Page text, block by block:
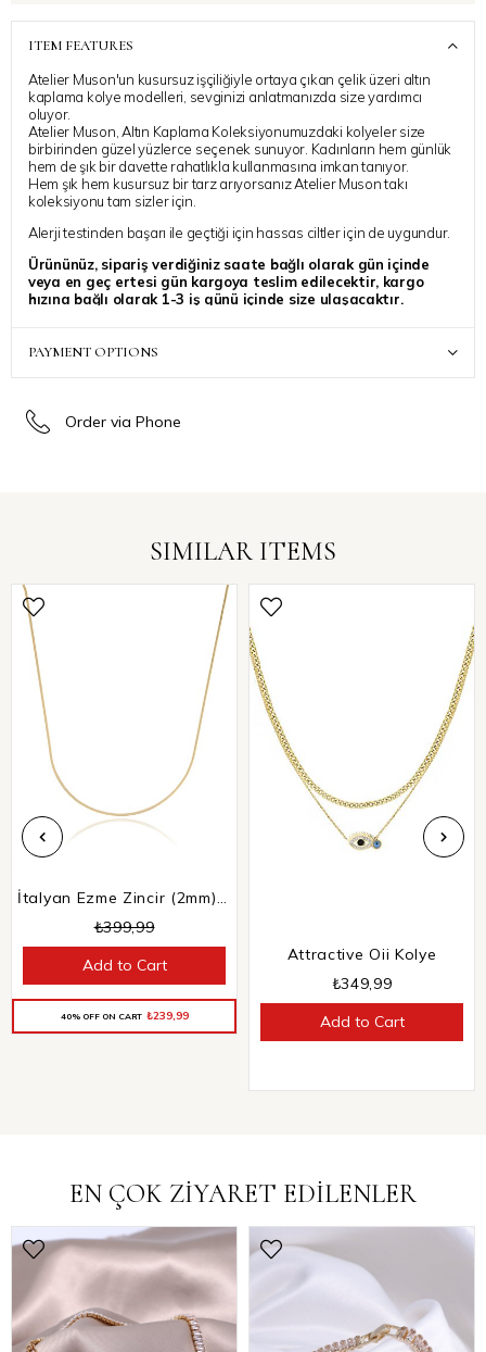
ITEM FEATURES
Atelier Muson'un kusursuz işçiliğiyle ortaya çıkan çelik üzeri altın
kaplama kolye modelleri, sevginizi anlatmanızda size yardımcı
oluyor.
Atelier Muson, Altın Kaplama Koleksiyonumuzdaki kolyeler size
birbirinden güzel yüzlerce seçenek sunuyor. Kadınların hem günlük
hem de şık bir davette rahatlıkla kullanmasına imkan tanıyor.
Hem şık hem kusursuz bir tarz arıyorsanız Atelier Muson takı
koleksiyonu tam sizler için.
Alerji testinden başarı ile geçtiği için hassas ciltler için de uygundur.
Ürününüz, sipariş verdiğiniz saate bağlı olarak gün içinde
veya en geç ertesi gün kargoya teslim edilecektir, kargo
hızına bağlı olarak 1-3 iş günü içinde size ulaşacaktır.
PAYMENT OPTIONS
Order via Phone
SIMILAR ITEMS
İtalyan Ezme Zincir (2mm) I 60 cm
₺399,99
Add to Cart
40% OFF ON CART ₺239,99
Attractive Oii Kolye
₺349,99
Add to Cart
EN ÇOK ZİYARET EDİLENLER